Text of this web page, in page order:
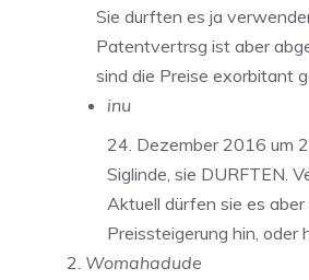
Sie durften es ja
Patentvertrsg ist aber
sind die Preise exorbitant
inu
24. Dezember 2016 um
Siglinde, sie DURFTEN.
Aktuell dürfen sie es aber
Preissteigerung hin, oder
Womahadude